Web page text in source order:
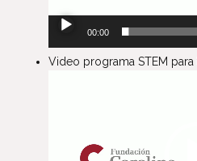
00:00
Video programa STEM